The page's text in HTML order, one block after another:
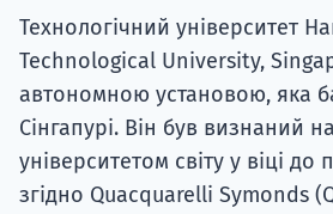
Технологічний університет
Technological University,
автономною установою, яка
Сінгапурі. Він був визнаний
університетом світу у віці до
згідно Quacquarelli Symonds